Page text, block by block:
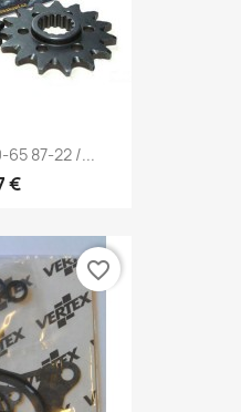
65 87-22 /...
€
favorite_border